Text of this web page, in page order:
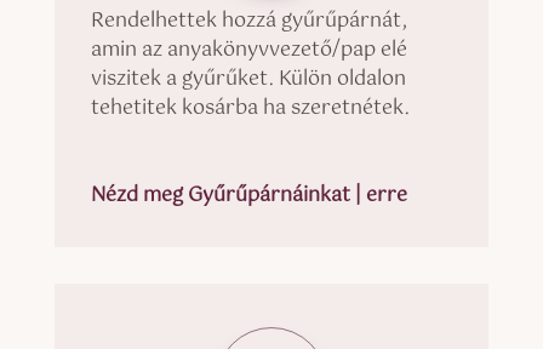
Rendelhettek hozzá gyűrűpárnát,
amin az anyakönyvvezető/pap elé
viszitek a gyűrűket. Külön oldalon
tehetitek kosárba ha szeretnétek.
Nézd meg Gyűrűpárnáinkat | erre